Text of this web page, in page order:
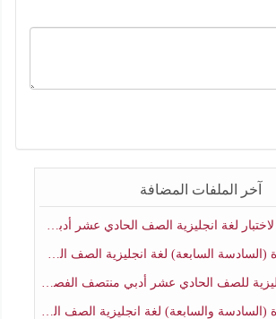
آخر الملفات المضافة
لغة انجليزية الصف الحادي عشر أدبي منتصف الفصل الثاني
السابعة) لغة انجليزية الصف الحادي عشر أدبي منتصف الفصل الثاني
للصف الحادي عشر أدبي منتصف الفصل الثاني
والسابعة) لغة انجليزية الصف الحادي عشر أدبي الفصل الثاني